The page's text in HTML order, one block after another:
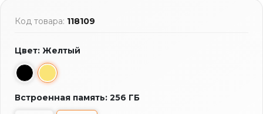
Код товара: 118109
Цвет: Желтый
Встроенная память: 256 ГБ